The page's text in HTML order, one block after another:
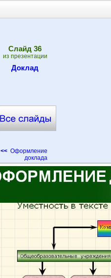
Cлайд 36
из презентации
Доклад
<< Оформление
доклада